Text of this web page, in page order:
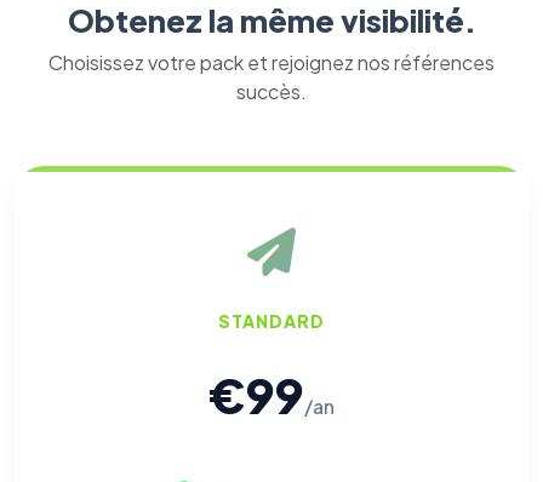
Obtenez la même visibilité.
Choisissez votre pack et rejoignez nos références
succès.
STANDARD
€99/an